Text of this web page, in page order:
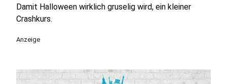
Damit Halloween wirklich gruselig wird, ein kleiner
Crashkurs.
Anzeige